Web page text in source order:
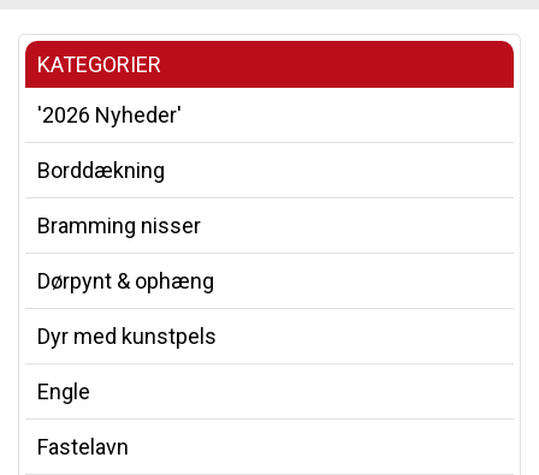
KATEGORIER
'2026 Nyheder'
Borddækning
Bramming nisser
Dørpynt & ophæng
Dyr med kunstpels
Engle
Fastelavn